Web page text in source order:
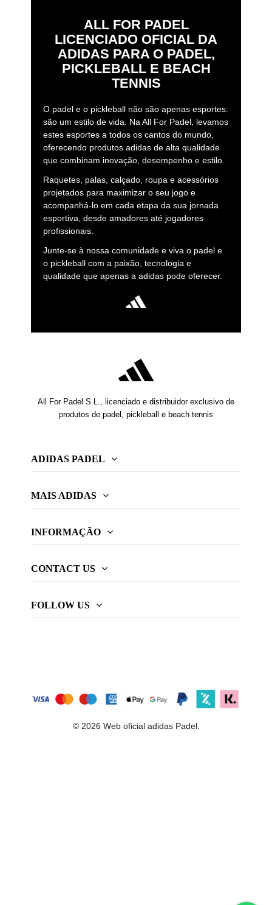
ALL FOR PADEL
LICENCIADO OFICIAL DA
ADIDAS PARA O PADEL,
PICKLEBALL E BEACH
TENNIS
O padel e o pickleball não são apenas esportes:
são um estilo de vida. Na All For Padel, levamos
estes esportes a todos os cantos do mundo,
oferecendo produtos adidas de alta qualidade
que combinam inovação, desempenho e estilo.
Raquetes, palas, calçado, roupa e acessórios
projetados para maximizar o seu jogo e
acompanhá-lo em cada etapa da sua jornada
esportiva, desde amadores até jogadores
profissionais.
Junte-se à nossa comunidade e viva o padel e
o pickleball com a paixão, tecnologia e
qualidade que apenas a adidas pode oferecer.
All For Padel S.L., licenciado e distribuidor exclusivo de
produtos de padel, pickleball e beach tennis
ADIDAS PADEL
MAIS ADIDAS
INFORMAÇÃO
CONTACT US
FOLLOW US
© 2026 Web oficial adidas Padel.